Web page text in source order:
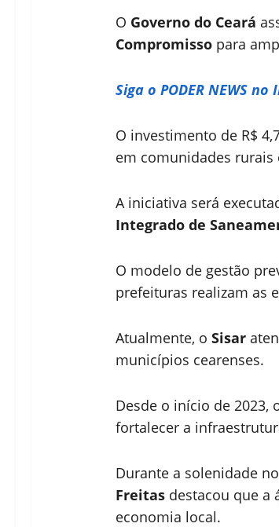
O Governo do Ceará
Compromissopara
Siga o PODER NEWS
O investimento de R$
em comunidades rurais
A iniciativa será
Integrado de
O modelo de gestão
prefeituras realizam as
Atualmente, o Sisar
municípios cearenses.
Desde o início de 2023,
fortalecer a
Durante a solenidade no
Freitasdestacou que a
economia local.